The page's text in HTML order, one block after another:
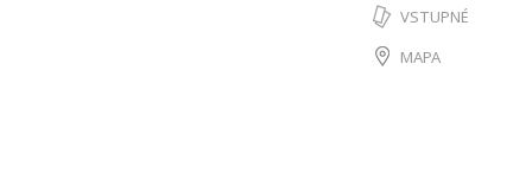
VSTUPNÉ
MAPA